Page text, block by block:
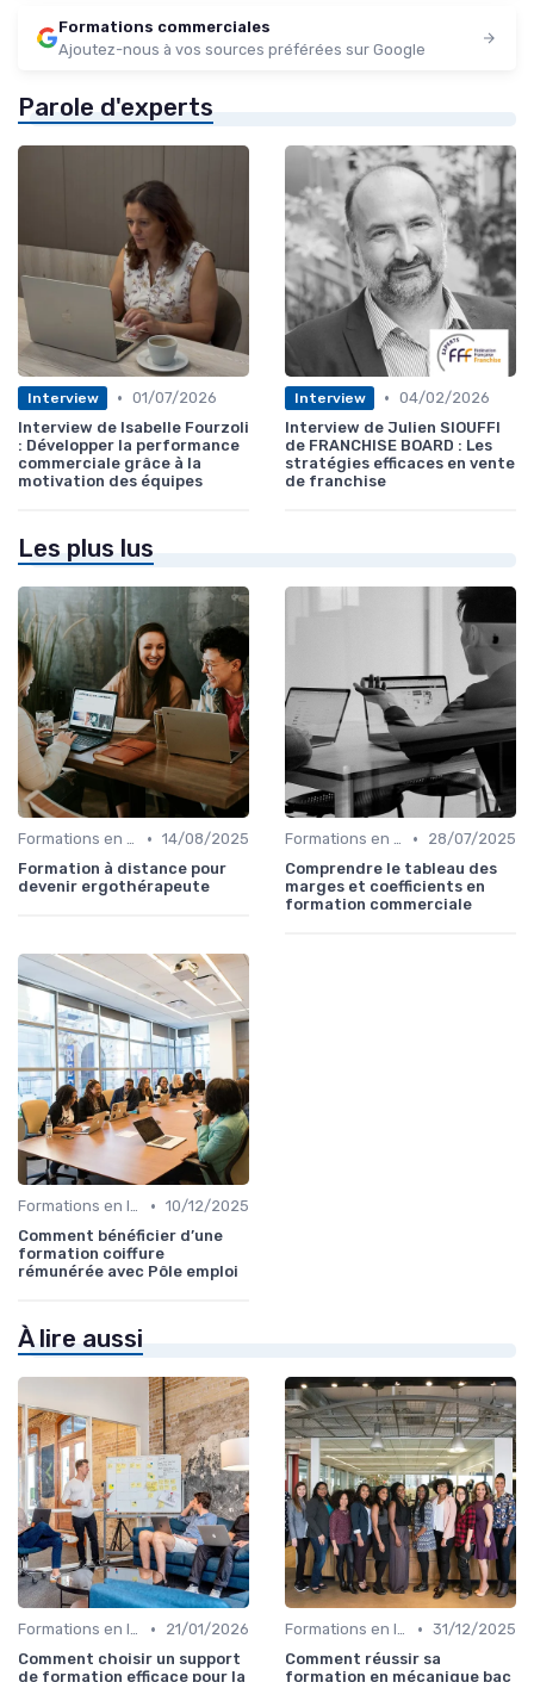
Formations commerciales
Ajoutez-nous à vos sources préférées sur Google
Parole d'experts
Interview • 01/07/2026
Interview de Isabelle Fourzoli
: Développer la performance
commerciale grâce à la
motivation des équipes
Interview • 04/02/2026
Interview de Julien SIOUFFI
de FRANCHISE BOARD : Les
stratégies efficaces en vente
de franchise
Les plus lus
Formations en ligne • 14/08/2025
Formation à distance pour
devenir ergothérapeute
Formations en ligne •
28/07/2025
Comprendre le tableau des
marges et coefficients en
formation commerciale
Formations en ligne • 10/12/2025
Comment bénéficier d’une
formation coiffure
rémunérée avec Pôle emploi
À lire aussi
Formations en ligne •
21/01/2026
Comment choisir un support
de formation efficace pour la
Formations en ligne • 31/12/2025
Comment réussir sa
formation en mécanique bac